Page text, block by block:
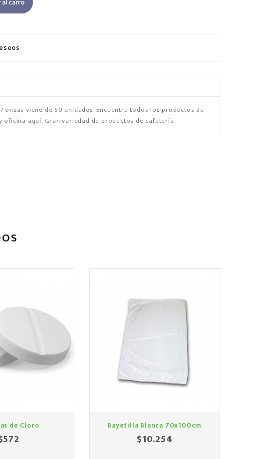
carro
onzas viene de 50 unidades. Encuentra todos los productos de
oficina aquí. Gran variedad de productos de cafetería.
de Cloro Bayetilla Blanca 70x100cm
$10.254